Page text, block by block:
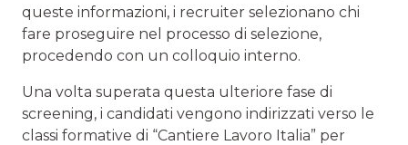
queste informazioni, i recruiter selezionano chi
fare proseguire nel processo di selezione,
procedendo con un colloquio interno.
Una volta superata questa ulteriore fase di
screening, i candidati vengono indirizzati verso le
classi formative di “Cantiere Lavoro Italia” per